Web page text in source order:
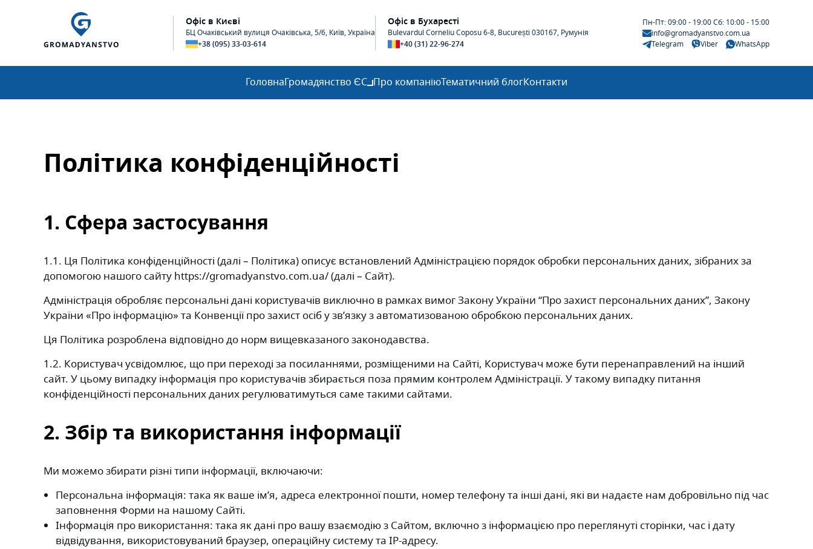
Офіс в Києві
БЦ Очаківський вулиця Очаківська, 5/6, Київ, Україна
+38 (095) 33-03-614
Офіс в Бухаресті
Bulevardul Corneliu Coposu 6-8, București 030167, Румунія
+40 (31) 22-96-274
Пн-Пт: 09:00 - 19:00 Сб: 10:00 - 15:00
info@gromadyanstvo.com.ua
Telegram
Viber WhatsApp
ГоловнаГромадянство ЄС Про компаніюТематичний блогКонтакти
Політика конфіденційності
1. Сфера застосування
1.1. Ця Політика конфіденційності (далі – Політика) описує встановлений Адміністрацією порядок обробки персональних даних, зібраних за
допомогою нашого сайту https://gromadyanstvo.com.ua/ (далі – Сайт).
Адміністрація обробляє персональні дані користувачів виключно в рамках вимог Закону України “Про захист персональних даних”, Закону
України «Про інформацію» та Конвенції про захист осіб у зв’язку з автоматизованою обробкою персональних даних.
Ця Політика розроблена відповідно до норм вищевказаного законодавства.
1.2. Користувач усвідомлює, що при переході за посиланнями, розміщеними на Сайті, Користувач може бути перенаправлений на інший
сайт. У цьому випадку інформація про користувачів збирається поза прямим контролем Адміністрації. У такому випадку питання
конфіденційності персональних даних регулюватимуться саме такими сайтами.
2. Збір та використання інформації
Ми можемо збирати різні типи інформації, включаючи:
Персональна інформація: така як ваше ім’я, адреса електронної пошти, номер телефону та інші дані, які ви надаєте нам добровільно під час
заповнення Форми на нашому Сайті.
Інформація про використання: така як дані про вашу взаємодію з Сайтом, включно з інформацією про переглянуті сторінки, час і дату
відвідування, використовуваний браузер, операційну систему та IP-адресу.